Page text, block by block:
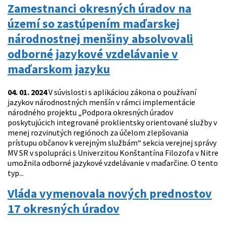
Zamestnanci okresných úradov na
území so zastúpením maďarskej
národnostnej menšiny absolvovali
odborné jazykové vzdelávanie v
maďarskom jazyku
04. 01. 2024V súvislosti s aplikáciou zákona o používaní
jazykov národnostných menšín v rámci implementácie
národného projektu „Podpora okresných úradov
poskytujúcich integrované proklientsky orientované služby v
menej rozvinutých regiónoch za účelom zlepšovania
prístupu občanov k verejným službám“ sekcia verejnej správy
MV SR v spolupráci s Univerzitou Konštantína Filozofa v Nitre
umožnila odborné jazykové vzdelávanie v maďarčine. O tento
typ...
Vláda vymenovala nových prednostov
17 okresných úradov